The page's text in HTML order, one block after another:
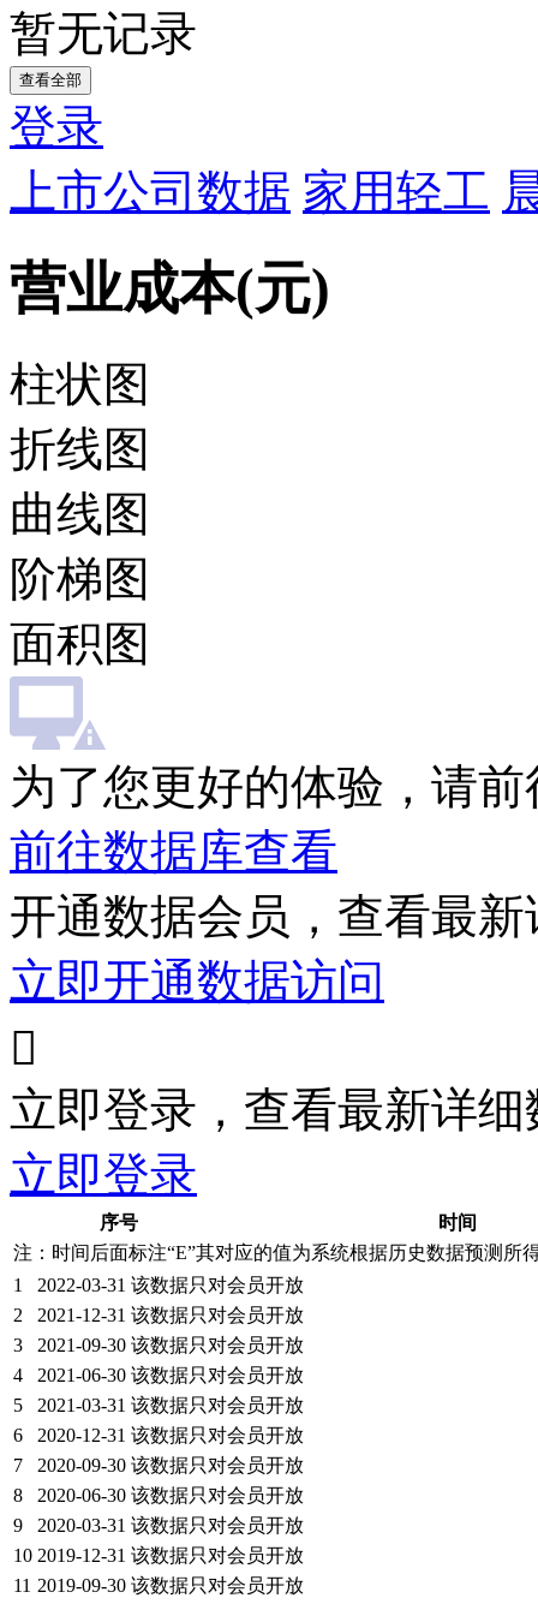
暂无记录
查看全部
登录
上市公司数据 家用轻工
营业成本(元)
柱状图
折线图
曲线图
阶梯图
面积图
为了您更好的体验，请
前往数据库查看
开通数据会员，查看最
立即开通数据访问

立即登录，查看最新详细
立即登录
序号
时间
注：时间后面标注“E”其对应的值为系统根据历史数据预测所
1
2022-03-31 该数据只对会员开放
2
2021-12-31 该数据只对会员开放
3
2021-09-30 该数据只对会员开放
4
2021-06-30 该数据只对会员开放
5
2021-03-31 该数据只对会员开放
6
2020-12-31 该数据只对会员开放
7
2020-09-30 该数据只对会员开放
8
2020-06-30 该数据只对会员开放
9
2020-03-31 该数据只对会员开放
10 2019-12-31 该数据只对会员开放
11 2019-09-30 该数据只对会员开放